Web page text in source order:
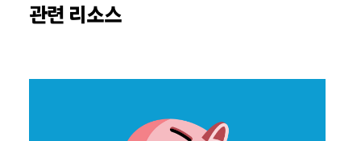
관련 리소스